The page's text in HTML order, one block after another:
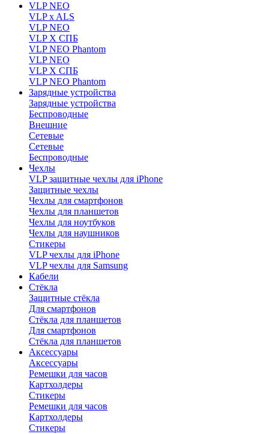
VLP NEO
VLP x ALS
VLP NEO
VLP X СПБ
VLP NEO Phantom
VLP NEO
VLP X СПБ
VLP NEO Phantom
Зарядные устройства
Зарядные устройства
Беспроводные
Внешние
Сетевые
Сетевые
Беспроводные
Чехлы
VLP защитные чехлы для iPhone
Защитные чехлы
Чехлы для смартфонов
Чехлы для планшетов
Чехлы для ноутбуков
Чехлы для наушников
Стикеры
VLP чехлы для iPhone
VLP чехлы для Samsung
Кабели
Стёкла
Защитные стёкла
Для смартфонов
Стёкла для планшетов
Для смартфонов
Стёкла для планшетов
Аксессуары
Аксессуары
Ремешки для часов
Картхолдеры
Стикеры
Ремешки для часов
Картхолдеры
Стикеры